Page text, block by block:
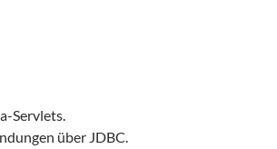
Servlets.
über JDBC.